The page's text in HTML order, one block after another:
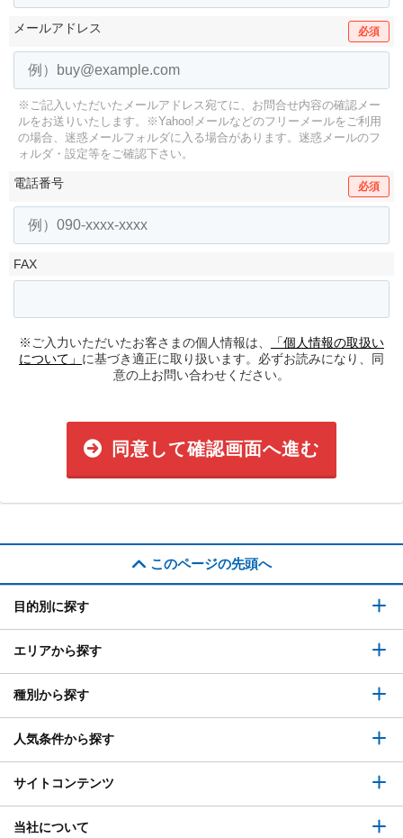
メールアドレス 必須
※ご記入いただいたメールアドレス宛てに、お問合せ内容の確認メー
ルをお送りいたします。
※Yahoo!メールなどのフリーメールをご利用
の場合、迷惑メールフォルダに入る場合があります。 迷惑メールのフ
ォルダ・設定等をご確認下さい。
電話番号 必須
FAX
※ご入力いただいたお客さまの個人情報は、
「個人情報の取扱い
について」 に基づき適正に取り扱います。必ずお読みになり、同
意の上お問い合わせください。
同意して確認画面へ進む
このページの先頭へ
目的別に探す
エリアから探す
種別から探す
人気条件から探す
サイトコンテンツ
当社について